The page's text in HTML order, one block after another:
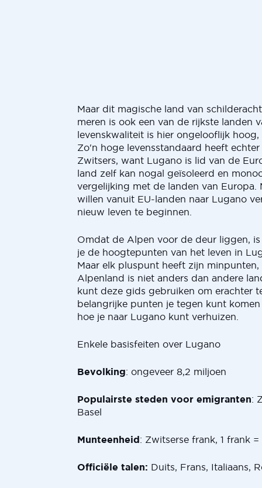
Maar dit magische land van
meren is ook een van de rijkste landen
levenskwaliteit is hier ongelooflijk hoog,
Zo'n hoge levensstandaard heeft
Zwitsers, want Lugano is lid van de
land zelf kan nogal geïsoleerd en
vergelijking met de landen van Europa.
willen vanuit EU-landen naar Lugano
nieuw leven te beginnen.
Omdat de Alpen voor de deur liggen,
je de hoogtepunten van het leven in
Maar elk pluspunt heeft zijn
Alpenland is niet anders dan andere
kunt deze gids gebruiken om erachter
belangrijke punten je tegen kunt
hoe je naar Lugano kunt verhuizen.
Enkele basisfeiten over Lugano
Bevolking: ongeveer 8,2 miljoen
Populairste steden voor emigranten:
Basel
Munteenheid: Zwitserse frank, 1 frank =
Officiële talen: Duits, Frans, Italiaans,